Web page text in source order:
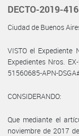
DECTO-2019-
Ciudad de Buenos
VISTO el Expediente
Expedientes Nros.
51560685-APN-
CONSIDERANDO:
Que mediante el
noviembre de 2017